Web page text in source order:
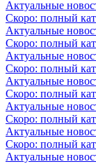
Актуальные
Скоро: полный
Актуальные
Скоро: полный
Актуальные
Скоро: полный
Актуальные
Скоро: полный
Актуальные
Скоро: полный
Актуальные
Скоро: полный
Актуальные